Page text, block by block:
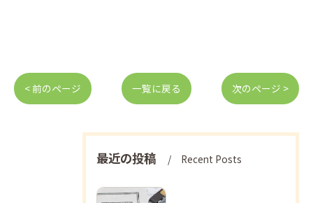
< 前のページ 一覧に戻る 次のページ >
最近の投稿 Recent Posts